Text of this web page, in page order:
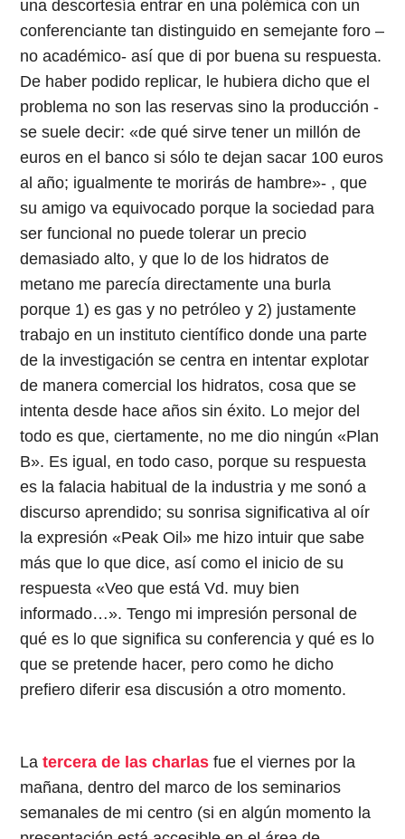
una descortesía entrar en una polémica con un
conferenciante tan distinguido en semejante foro –
no académico- así que di por buena su respuesta.
De haber podido replicar, le hubiera dicho que el
problema no son las reservas sino la producción -
se suele decir: «de qué sirve tener un millón de
euros en el banco si sólo te dejan sacar 100 euros
al año; igualmente te morirás de hambre»- , que
su amigo va equivocado porque la sociedad para
ser funcional no puede tolerar un precio
demasiado alto, y que lo de los hidratos de
metano me parecía directamente una burla
porque 1) es gas y no petróleo y 2) justamente
trabajo en un instituto científico donde una parte
de la investigación se centra en intentar explotar
de manera comercial los hidratos, cosa que se
intenta desde hace años sin éxito. Lo mejor del
todo es que, ciertamente, no me dio ningún «Plan
B». Es igual, en todo caso, porque su respuesta
es la falacia habitual de la industria y me sonó a
discurso aprendido; su sonrisa significativa al oír
la expresión «Peak Oil» me hizo intuir que sabe
más que lo que dice, así como el inicio de su
respuesta «Veo que está Vd. muy bien
informado…». Tengo mi impresión personal de
qué es lo que significa su conferencia y qué es lo
que se pretende hacer, pero como he dicho
prefiero diferir esa discusión a otro momento.
Latercera de las charlas fue el viernes por la
mañana, dentro del marco de los seminarios
semanales de mi centro (si en algún momento la